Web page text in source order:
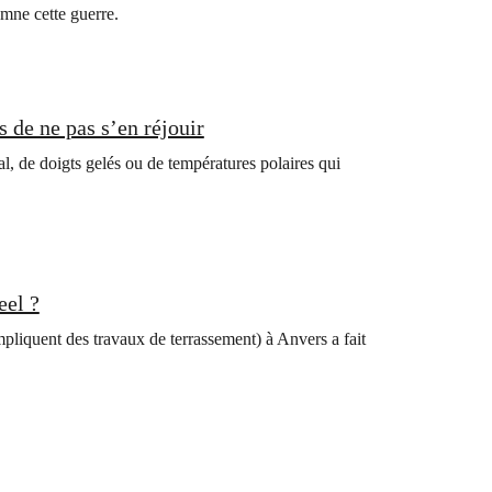
cette guerre.
ne pas s’en réjouir
de doigts gelés ou de températures polaires qui
?
des travaux de terrassement) à Anvers a fait